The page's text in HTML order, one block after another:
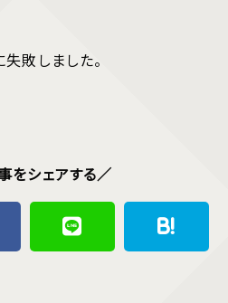
敗しました。
をシェアする／